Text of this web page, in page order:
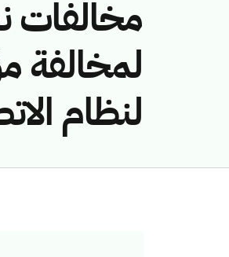
لمخالفة
لنظام